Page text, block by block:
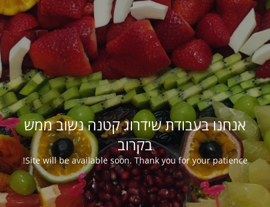
אנחנו בעבודת שידרוג קטנה נשוב ממש
בקרוב
Site will be available soon. Thank you for your patience!